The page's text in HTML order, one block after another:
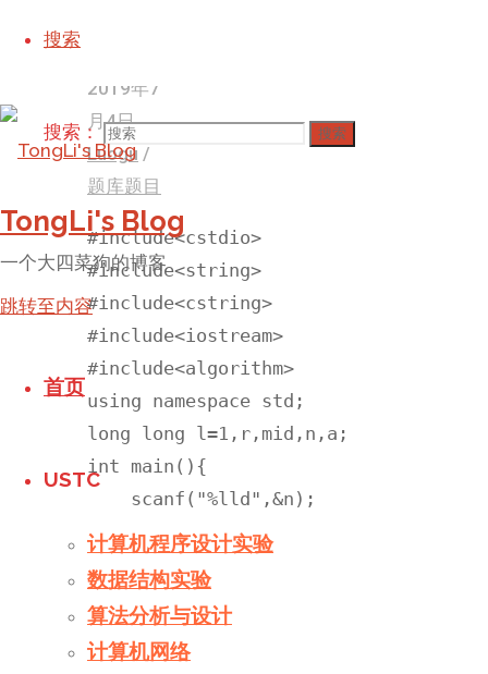
搜索
搜索： 搜索
TongLi's Blog
一个大四菜狗的博客
跳转至内容
首页
USTC
计算机程序设计实验
数据结构实验
算法分析与设计
计算机网络
2019年7
月4日
Luogu /
题库题目
#include<cstdio>
#include<string>
#include<cstring>
#include<iostream>
#include<algorithm>
using namespace std;
long long l=1,r,mid,n,a;
int main(){
    scanf("%lld",&n);
    r=n;
    while(l<r){
        mid=(l+r)/2;
        if(mid*(mid+1)/2<n)l=mid+1;
        else r=mid;